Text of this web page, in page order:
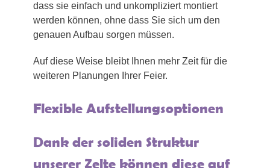
dass sie einfach und unkompliziert montiert
werden können, ohne dass Sie sich um den
genauen Aufbau sorgen müssen.
Auf diese Weise bleibt Ihnen mehr Zeit für die
weiteren Planungen Ihrer Feier.
Flexible Aufstellungsoptionen
Dank der soliden Struktur
unserer Zelte können diese auf